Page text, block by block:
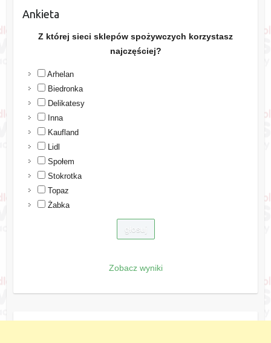
Ankieta
Z której sieci sklepów spożywczych korzystasz
najczęściej?
Arhelan
Biedronka
Delikatesy
Inna
Kaufland
Lidl
Społem
Stokrotka
Topaz
Żabka
Zobacz wyniki